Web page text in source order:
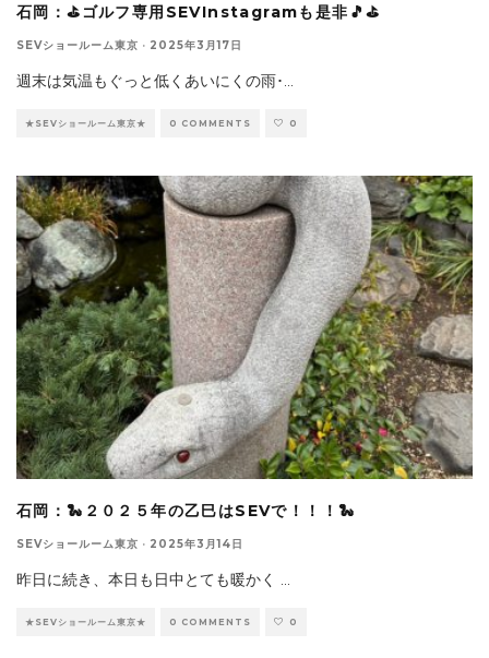
石岡：⛳ゴルフ専用SEVInstagramも是非🎵⛳
SEVショールーム東京 · 2025年3月17日
週末は気温もぐっと低くあいにくの雨･
★SEVショールーム東京★ 0 COMMENTS 0
石岡：🐍２０２５年の乙巳はSEVで！！！🐍
SEVショールーム東京 · 2025年3月14日
昨日に続き、本日も日中とても暖かく
★SEVショールーム東京★ 0 COMMENTS 0